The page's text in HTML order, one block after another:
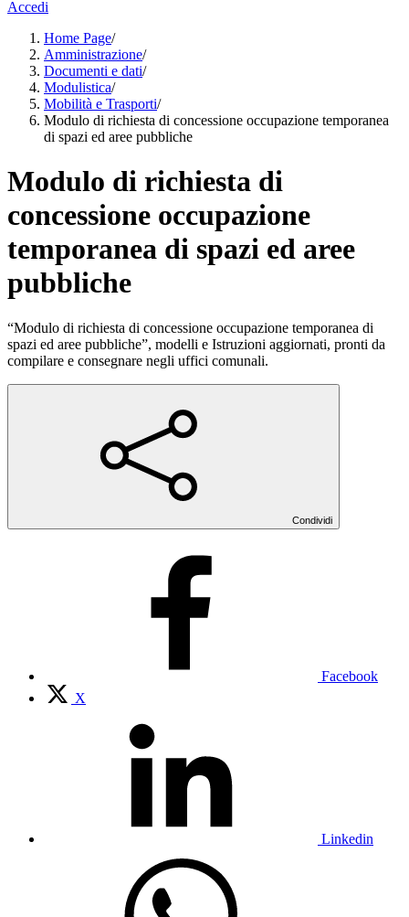
Accedi
Home Page/
Amministrazione/
Documenti e dati/
Modulistica/
Mobilità e Trasporti/
Modulo di richiesta di concessione occupazione temporanea
di spazi ed aree pubbliche
Modulo di richiesta di
concessione occupazione
temporanea di spazi ed aree
pubbliche
“Modulo di richiesta di concessione occupazione temporanea di
spazi ed aree pubbliche”, modelli e Istruzioni aggiornati, pronti da
compilare e consegnare negli uffici comunali.
Condividi
Facebook
X
Linkedin